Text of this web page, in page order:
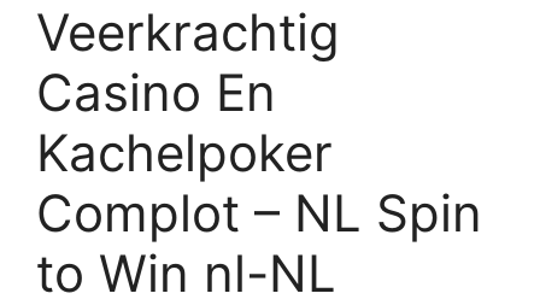
Veerkrachtig
Casino En
Kachelpoker
Complot – NL Spin
to Win nl-NL